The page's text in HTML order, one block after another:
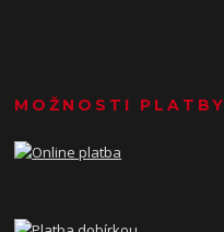
MOŽNOSTI PLATBY